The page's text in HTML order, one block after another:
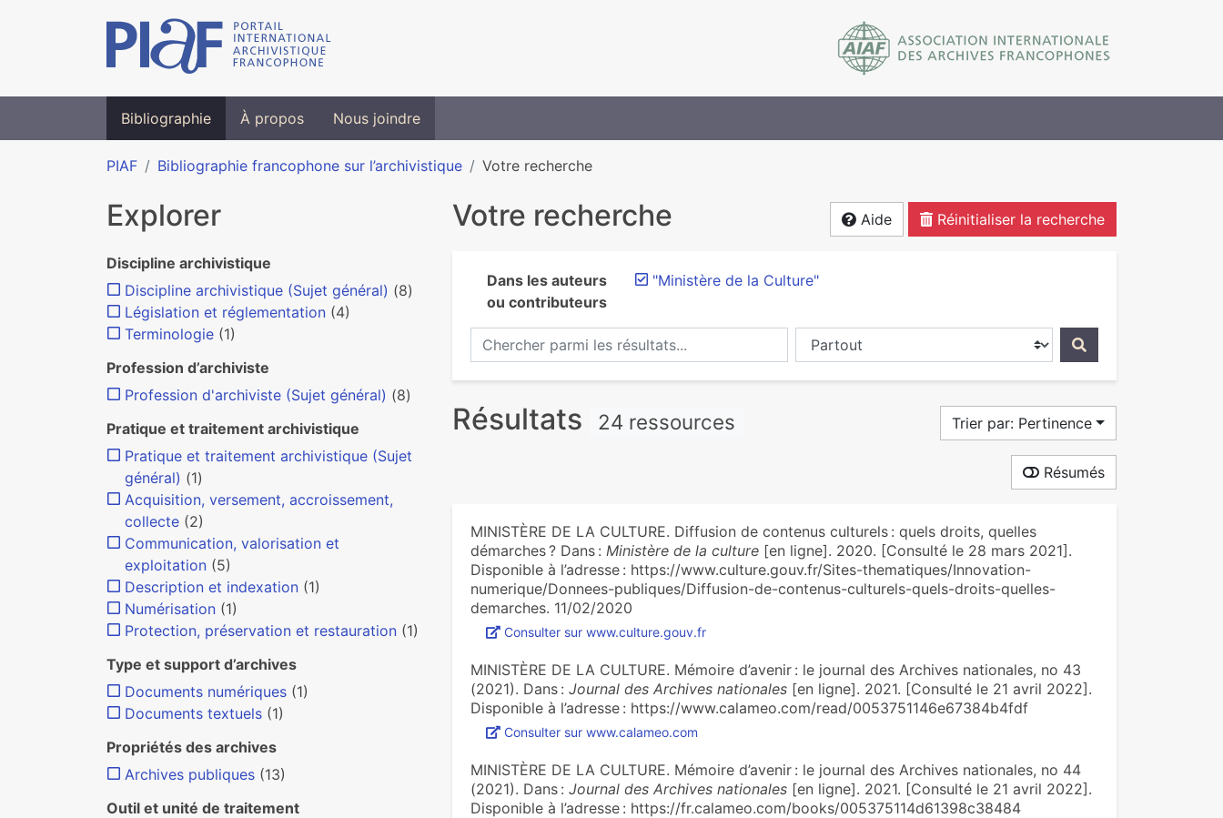
Bibliographie À propos Nous joindre
PIAF Bibliographie francophone sur l’archivistique Votre recherche
Votre recherche Aide Réinitialiser la recherche
Dans les auteurs
ou contributeurs
"Ministère de la Culture"
Chercher parmi les résultats... Chercher dans...
Résultats 24 ressources Trier par: Pertinence
Résumés
MINISTÈRE DE LA CULTURE. Diffusion de contenus culturels : quels droits, quelles
démarches ? Dans : Ministère de la culture[en ligne]. 2020. [Consulté le 28 mars 2021].
Disponible à l’adresse : https://www.culture.gouv.fr/Sites-thematiques/Innovation-
numerique/Donnees-publiques/Diffusion-de-contenus-culturels-quels-droits-quelles-
demarches. 11/02/2020
Consulter sur www.culture.gouv.fr
MINISTÈRE DE LA CULTURE. Mémoire d’avenir : le journal des Archives nationales, no 43
(2021). Dans : Journal des Archives nationales[en ligne]. 2021. [Consulté le 21 avril 2022].
Disponible à l’adresse : https://www.calameo.com/read/0053751146e67384b4fdf
Consulter sur www.calameo.com
MINISTÈRE DE LA CULTURE. Mémoire d’avenir : le journal des Archives nationales, no 44
(2021). Dans : Journal des Archives nationales[en ligne]. 2021. [Consulté le 21 avril 2022].
Disponible à l’adresse : https://fr.calameo.com/books/005375114d61398c38484
Explorer
Discipline archivistique
Discipline archivistique (Sujet général) (8)
Législation et réglementation (4)
Terminologie (1)
Profession d’archiviste
Profession d'archiviste (Sujet général) (8)
Pratique et traitement archivistique
Pratique et traitement archivistique (Sujet
général) (1)
Acquisition, versement, accroissement,
collecte (2)
Communication, valorisation et
exploitation (5)
Description et indexation (1)
Numérisation (1)
Protection, préservation et restauration (1)
Type et support d’archives
Documents numériques (1)
Documents textuels (1)
Propriétés des archives
Archives publiques (13)
Outil et unité de traitement